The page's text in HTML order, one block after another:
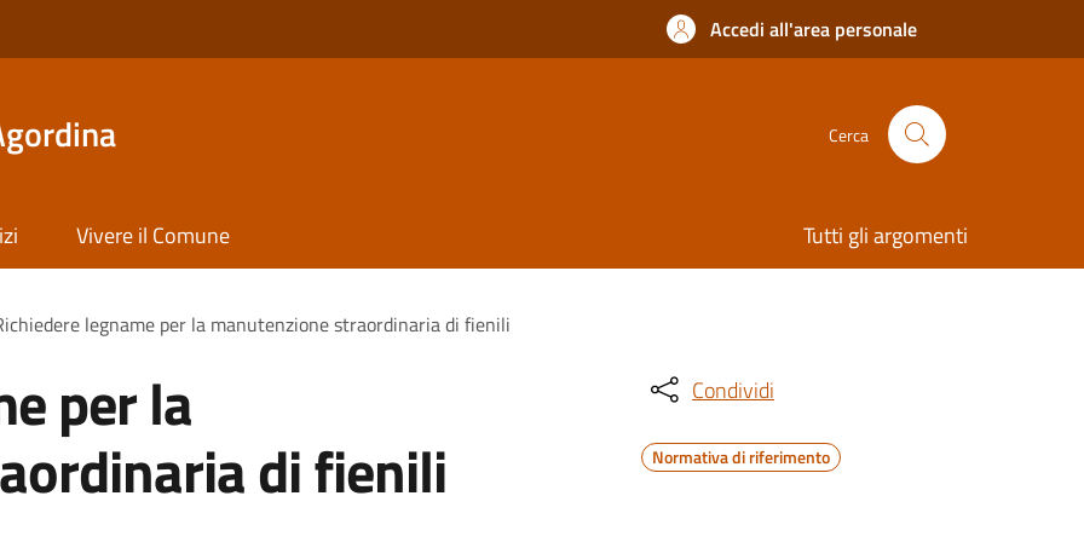
Accedi all'area personale
Cerca
Vivere il Comune Tutti gli argomenti
legname per la manutenzione straordinaria di fienili
per la
di fienili
Condividi
Normativa di riferimento